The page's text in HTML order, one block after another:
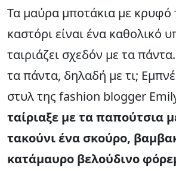
Τα μαύρα μποτάκια με κρυφό
καστόρι είναι ένα καθολικό
ταιριάζει σχεδόν με τα
τα πάντα, δηλαδή με τι;
στυλ της fashion blogger
ταίριαξε με τα παπούτσια
τακούνι ένα σκούρο,
κατάμαυρο βελούδινο